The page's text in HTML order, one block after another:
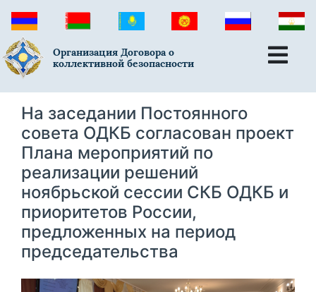
Организация Договора о
коллективной безопасности
На заседании Постоянного
совета ОДКБ согласован проект
Плана мероприятий по
реализации решений
ноябрьской сессии СКБ ОДКБ и
приоритетов России,
предложенных на период
председательства